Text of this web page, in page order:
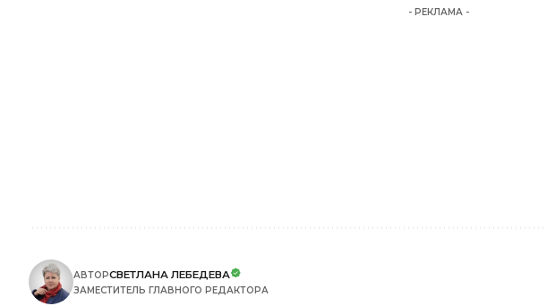
- РЕКЛАМА -
АВТОРСВЕТЛАНА ЛЕБЕДЕВА
ЗАМЕСТИТЕЛЬ ГЛАВНОГО РЕДАКТОРА